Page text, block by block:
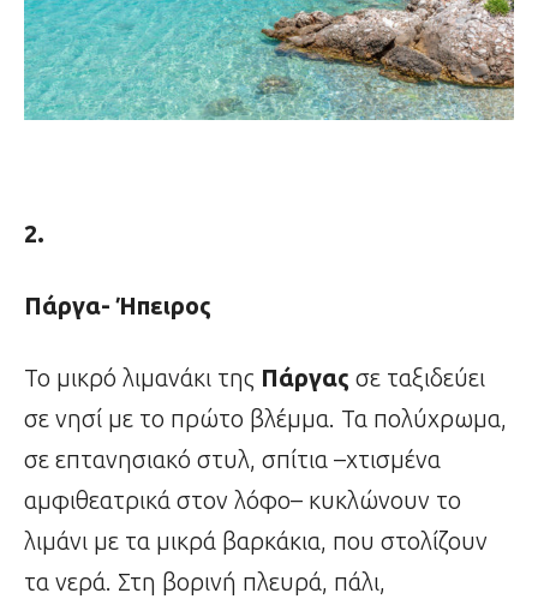
2.
Πάργα- Ήπειρος
Το μικρό λιμανάκι της Πάργας σε ταξιδεύει
σε νησί με το πρώτο βλέμμα. Τα πολύχρωμα,
σε επτανησιακό στυλ, σπίτια –χτισμένα
αμφιθεατρικά στον λόφο– κυκλώνουν το
λιμάνι με τα μικρά βαρκάκια, που στολίζουν
τα νερά. Στη βορινή πλευρά, πάλι,